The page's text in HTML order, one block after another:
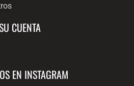
CUENTA
EN INSTAGRAM